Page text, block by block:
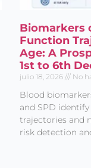
Biomarkers
Function
Age: A
1st to 6th
julio 18, 2026 No
Blood
and SPD
trajectories and
risk detection